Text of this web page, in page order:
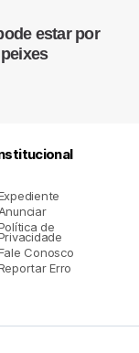
estar por
Anunciar
de
Conosco
Erro